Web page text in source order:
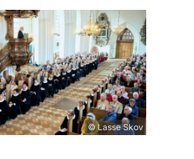
© Lasse Skov